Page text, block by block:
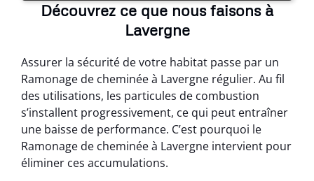
Découvrez ce que nous faisons à
Lavergne
Assurer la sécurité de votre habitat passe par un
Ramonage de cheminée à Lavergne régulier. Au fil
des utilisations, les particules de combustion
s’installent progressivement, ce qui peut entraîner
une baisse de performance. C’est pourquoi le
Ramonage de cheminée à Lavergne intervient pour
éliminer ces accumulations.